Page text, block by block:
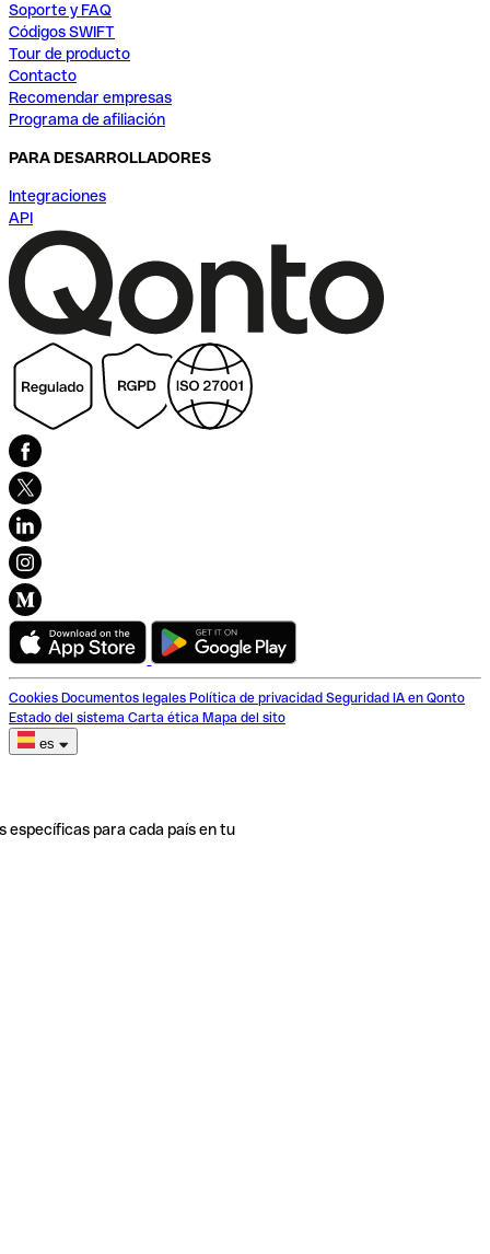
Soporte y FAQ
Códigos SWIFT
Tour de producto
Contacto
Recomendar empresas
Programa de afiliación
PARA DESARROLLADORES
Integraciones
API
Cookies Documentos legales Política de privacidad Seguridad IA en Qonto
Estado del sistema Carta ética Mapa del sito
es
específicas para cada país en tu